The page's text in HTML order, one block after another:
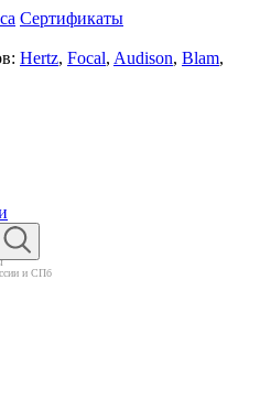
Сертификаты
Hertz, Focal, Audison, Blam,
и СПб